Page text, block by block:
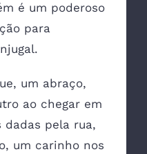
é um poderoso
para
um abraço,
ao chegar em
dadas pela rua,
um carinho nos